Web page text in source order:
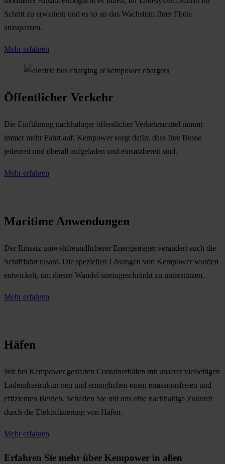
Schritt zu erweitern und es so an das Wachstum Ihrer Flotte
anzupassen.
Mehr erfahren
Öffentlicher Verkehr
Die Einführung nachhaltiger öffentlicher Verkehrsmittel nimmt
immer mehr Fahrt auf. Kempower sorgt dafür, dass Ihre Busse
jederzeit und überall aufgeladen und einsatzbereit sind.
Mehr erfahren
Maritime Anwendungen
Der Einsatz umweltfreundlicherer Energieträger verändert auch die
Schifffahrt rasant. Die speziellen Lösungen von Kempower wurden
entwickelt, um diesen Wandel uneingeschränkt zu unterstützen.
Mehr erfahren
Häfen
Wir bei Kempower gestalten Containerhäfen mit unserer vielseitigen
Ladeinfrastruktur neu und ermöglichen einen emissionsfreien und
effizienten Betrieb. Schaffen Sie mit uns eine nachhaltige Zukunft
durch die Elektrifizierung von Häfen.
Mehr erfahren
Erfahren Sie mehr über Kempower in allen